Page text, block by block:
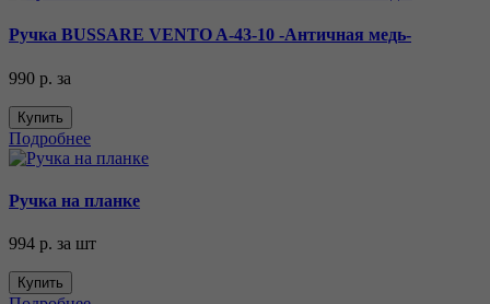
Ручка BUSSARE VENTO A-43-10 -Античная медь-
990 р. за
Купить
Подробнее
Ручка на планке
994 р. за шт
Купить